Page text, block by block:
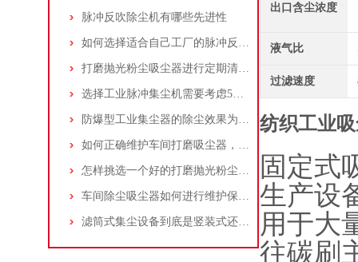
脉冲反吹除尘机有哪些先进性
如何选择适合自己工厂的脉冲反吹工业集尘器
打磨抛光粉尘吸尘器进行定期清理的重要性
选择工业脉冲集尘机需要考虑5大因素,你都了解吗?
防爆型工业集尘器的除尘效果为何不佳？
如何正确维护车间打磨吸尘器，延长使用寿命
怎样挑选一个好的打磨抛光粉尘吸尘器
车间除尘吸尘器如何进行维护保养？
滤筒式集尘设备到底是竖装式还是横装式？
出口含尘浓度
液气比
过滤速度
纺织工业
固定式
生产设
用于大
往碳刷